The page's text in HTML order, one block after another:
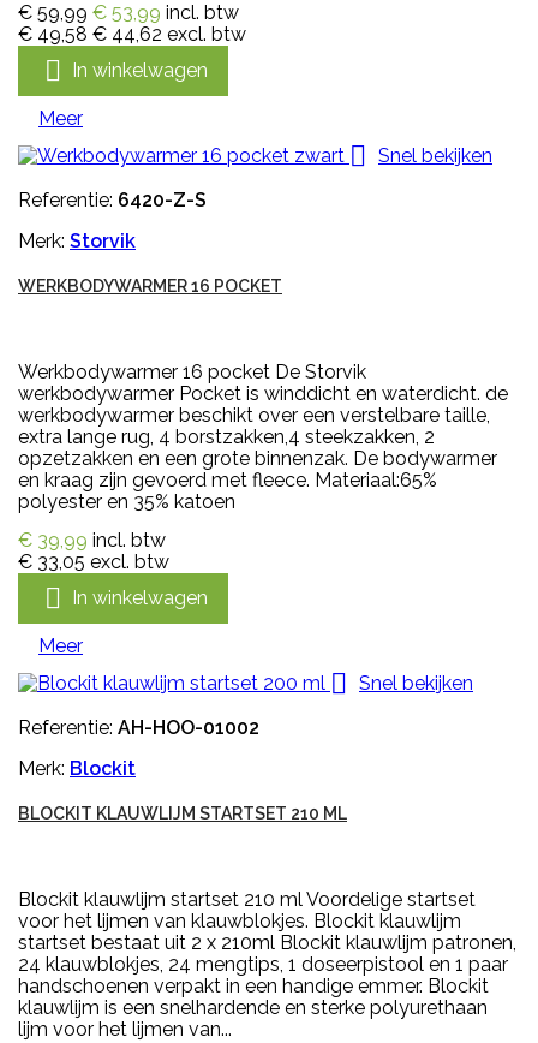
€ 59,99 € 53,99 incl. btw
€ 49,58 € 44,62 excl. btw
 In winkelwagen
Meer

Snel bekijken
Referentie: 6420-Z-S
Merk: Storvik
WERKBODYWARMER 16 POCKET
Werkbodywarmer 16 pocket De Storvik
werkbodywarmer Pocket is winddicht en waterdicht. de
werkbodywarmer beschikt over een verstelbare taille,
extra lange rug, 4 borstzakken,4 steekzakken, 2
opzetzakken en een grote binnenzak. De bodywarmer
en kraag zijn gevoerd met fleece. Materiaal:65%
polyester en 35% katoen
€ 39,99 incl. btw
€ 33,05 excl. btw
 In winkelwagen
Meer

Snel bekijken
Referentie: AH-HOO-01002
Merk: Blockit
BLOCKIT KLAUWLIJM STARTSET 210 ML
Blockit klauwlijm startset 210 ml Voordelige startset
voor het lijmen van klauwblokjes. Blockit klauwlijm
startset bestaat uit 2 x 210ml Blockit klauwlijm patronen,
24 klauwblokjes, 24 mengtips, 1 doseerpistool en 1 paar
handschoenen verpakt in een handige emmer. Blockit
klauwlijm is een snelhardende en sterke polyurethaan
lijm voor het lijmen van...